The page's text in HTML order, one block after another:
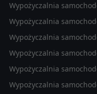
Wypożyczalnia
Wypożyczalnia
Wypożyczalnia
Wypożyczalnia
Wypożyczalnia
Wypożyczalnia